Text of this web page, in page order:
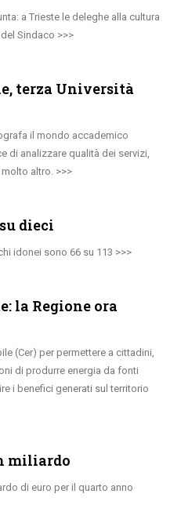
a Trieste le deleghe alla cultura
Sindaco
terza Università
il mondo accademico
di analizzare qualità dei servizi,
altro.
dieci
idonei sono 66 su 113
la Regione ora
(Cer) per permettere a cittadini,
di produrre energia da fonti
i benefici generati sul territorio
miliardo
di euro per il quarto anno